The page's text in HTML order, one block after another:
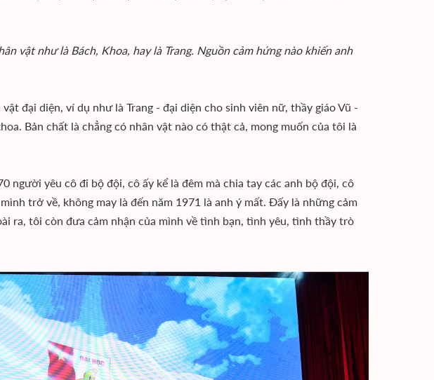
vật như là Bách, Khoa, hay là Trang. Nguồn cảm hứng nào khiến anh
đại diện, ví dụ như là Trang - đại diện cho sinh viên nữ, thầy giáo Vũ -
Bản chất là chẳng có nhân vật nào có thật cả, mong muốn của tôi là
người yêu cô đi bộ đội, cô ấy kể là đêm mà chia tay các anh bộ đội, cô
trở về, không may là đến năm 1971 là anh ý mất. Đấy là những cảm
ra, tôi còn đưa cảm nhận của mình về tình bạn, tình yêu, tình thầy trò